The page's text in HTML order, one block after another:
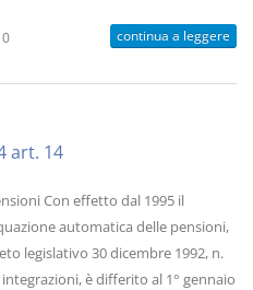
continua a leggere
art. 14
Con effetto dal 1995 il
automatica delle pensioni,
legislativo 30 dicembre 1992, n.
è differito al 1° gennaio